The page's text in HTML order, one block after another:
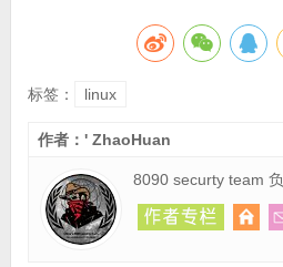
标签： linux
作者：' ZhaoHuan
8090 securty team